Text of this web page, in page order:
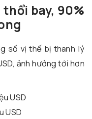
thổi bay, 90%
số vị thế bị thanh lý
ảnh hưởng tới hơn
USD
USD